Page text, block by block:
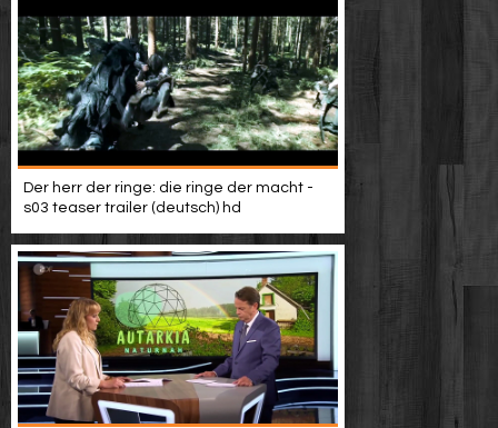
Der herr der ringe: die ringe der macht -
s03 teaser trailer (deutsch) hd